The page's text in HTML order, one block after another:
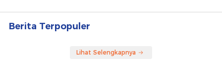
Berita Terpopuler
Lihat Selengkapnya